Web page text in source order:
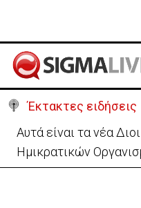
Έκτακτες ειδήσεις
Το παρασκήνιο της
αγχωμένοι και οι πιο..